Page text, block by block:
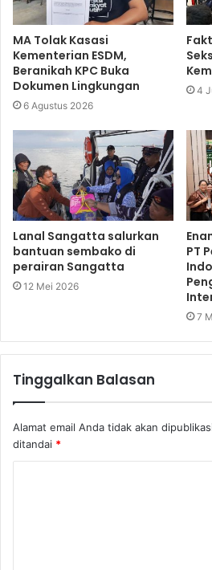
MA Tolak Kasasi
Kementerian ESDM,
Beranikah KPC Buka
Dokumen Lingkungan
6 Agustus 2026
4
Lanal Sangatta salurkan
bantuan sembako di
perairan Sangatta
12 Mei 2026
PT
7
Tinggalkan Balasan
Alamat email Anda tidak akan
ditandai *